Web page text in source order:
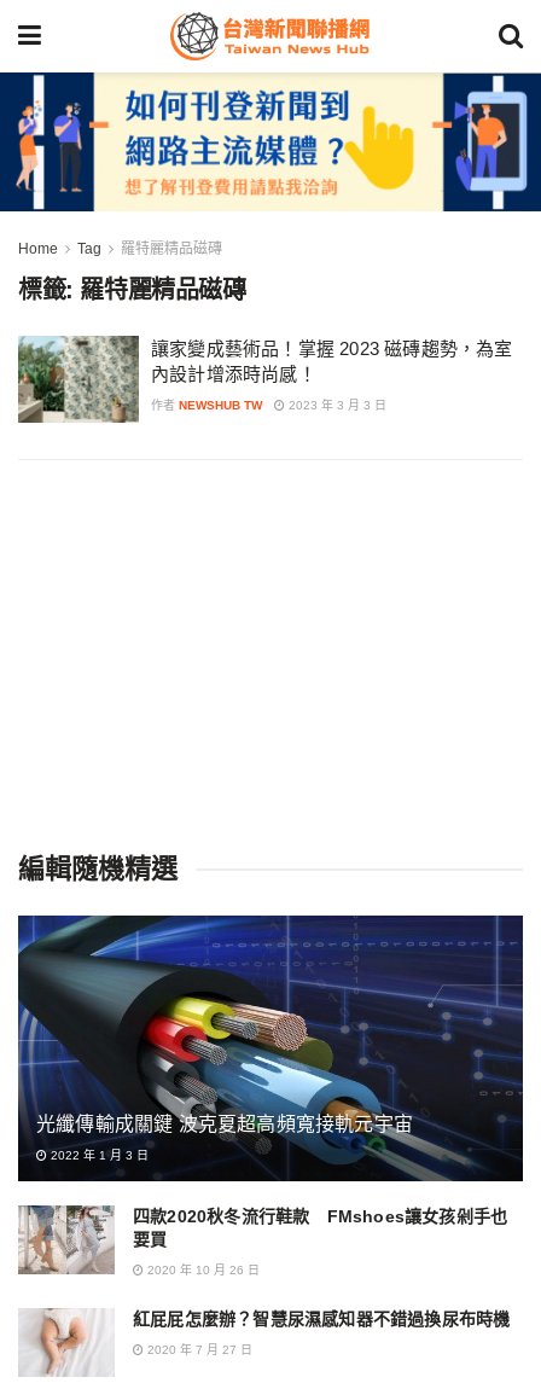
Home Tag 羅特麗精品磁磚
標籤: 羅特麗精品磁磚
讓家變成藝術品！掌握 2023 磁磚趨勢，為室
內設計增添時尚感！
作者 NEWSHUB TW 2023 年 3 月 3 日
編輯隨機精選
光纖傳輸成關鍵 波克夏超高頻寬接軌元宇宙
2022 年 1 月 3 日
四款2020秋冬流行鞋款 FMshoes讓女孩剁手也
要買
2020 年 10 月 26 日
紅屁屁怎麼辦？智慧尿濕感知器不錯過換尿布時機
2020 年 7 月 27 日